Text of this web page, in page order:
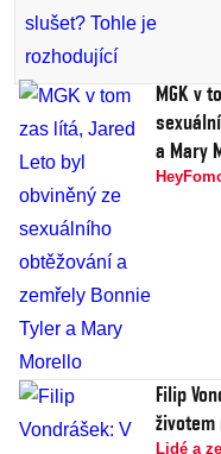
MGK v
a Mary
Filip
Lidé a